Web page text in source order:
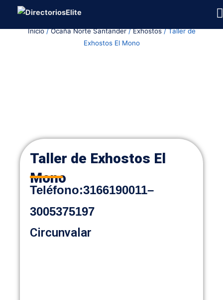
contenidoInicio/Ocaña Norte Santander/Exhostos/ Taller de
Exhostos El Mono
Taller de Exhostos El
Mono
Teléfono:3166190011–
3005375197
Circunvalar